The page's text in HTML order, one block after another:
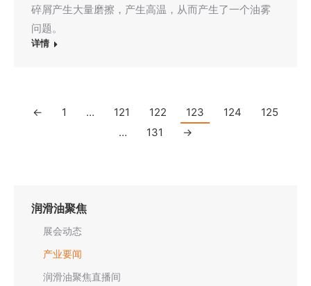
碎屑产生大量磨擦，产生高温，从而产生了一个油雾
问题。
详情
← 1 … 121 122 123 124
125
…
131 →
润滑油聚焦
展会动态
产业要闻
润滑油聚焦直播间